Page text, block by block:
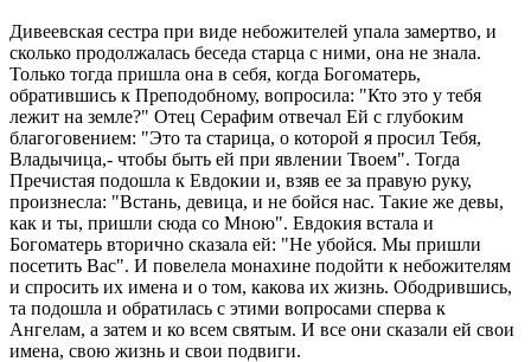
Дивеевская сестра при виде небожителей упала замертво, и
сколько продолжалась беседа старца с ними, она не знала.
Только тогда пришла она в себя, когда Богоматерь,
обратившись к Преподобному, вопросила: "Кто это у тебя
лежит на земле?" Отец Серафим отвечал Ей с глубоким
благоговением: "Это та старица, о которой я просил Тебя,
Владычица,- чтобы быть ей при явлении Твоем". Тогда
Пречистая подошла к Евдокии и, взяв ее за правую руку,
произнесла: "Встань, девица, и не бойся нас. Такие же девы,
как и ты, пришли сюда со Мною". Евдокия встала и
Богоматерь вторично сказала ей: "Не убойся. Мы пришли
посетить Вас". И повелела монахине подойти к небожителям
и спросить их имена и о том, какова их жизнь. Ободрившись,
та подошла и обратилась с этими вопросами сперва к
Ангелам, а затем и ко всем святым. И все они сказали ей свои
имена, свою жизнь и свои подвиги.